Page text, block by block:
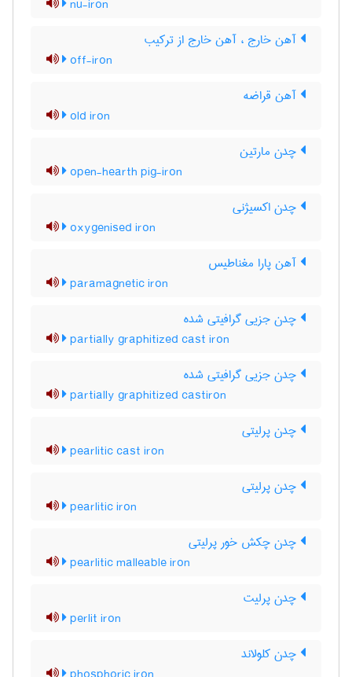
nu-iron
آهن خارج ، آهن خارج از ترکیب
off-iron
آهن قراضه
old iron
چدن مارتین
open-hearth pig-iron
چدن اکسیژنی
oxygenised iron
آهن پارا مغناطیس
paramagnetic iron
چدن جزیی گرافیتی شده
partially graphitized cast iron
چدن جزیی گرافیتی شده
partially graphitized castiron
چدن پرلیتی
pearlitic cast iron
چدن پرلیتی
pearlitic iron
چدن چکش خور پرلیتی
pearlitic malleable iron
چدن پرلیت
perlit iron
چدن کلولاند